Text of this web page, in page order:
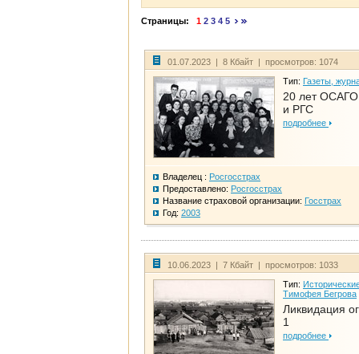
Страницы: 1 2 3 4 5
01.07.2023 | 8 Кбайт | просмотров: 1074
Тип: Газеты,
20 лет
и РГС
подробнее
Владелец : Росгосстрах
Предоставлено: Росгосстрах
Название страховой организации: Госстрах
Год: 2003
10.06.2023 | 7 Кбайт | просмотров: 1033
Тип:
Тимофея Бегрова
Ликвидация
1
подробнее